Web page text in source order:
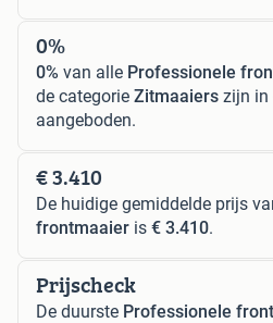
0%
0% van alle Professionele
de categorie Zitmaaiers zijn in
aangeboden.
€ 3.410
De huidige gemiddelde prijs
frontmaaier is € 3.410.
Prijscheck
De duurste Professionele